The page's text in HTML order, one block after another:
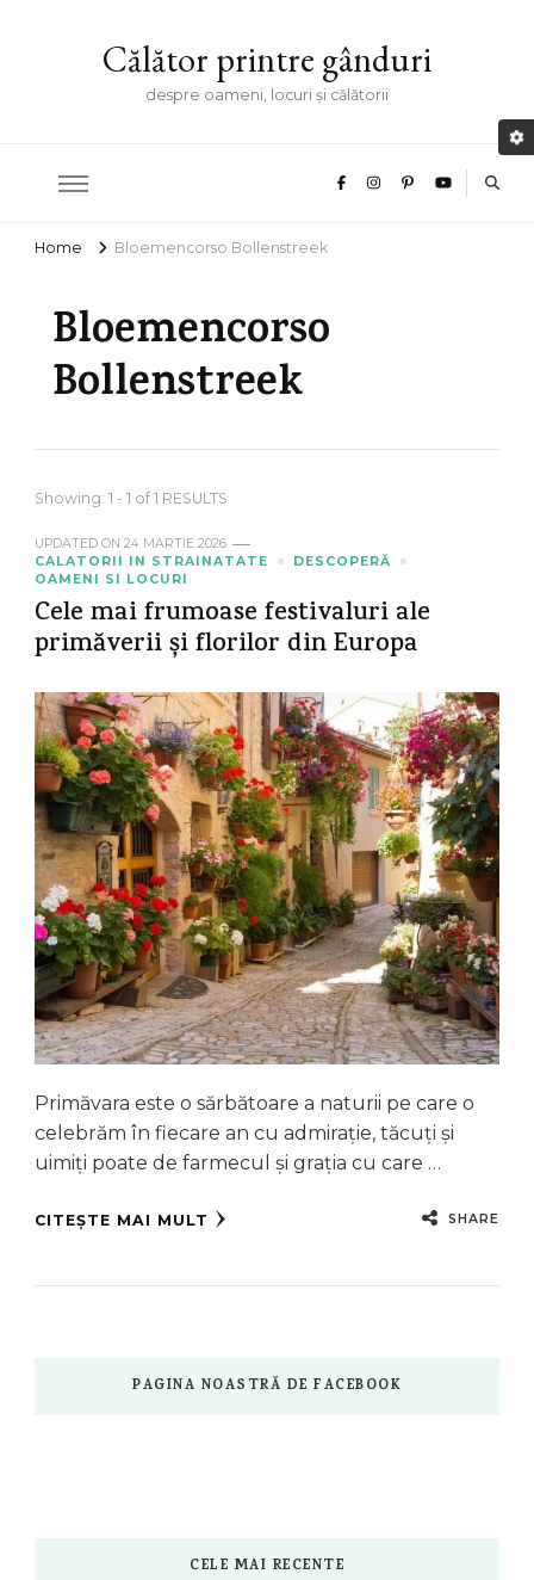
Călător printre gânduri
despre oameni, locuri și călătorii
Home Bloemencorso Bollenstreek
Bloemencorso
Bollenstreek
Showing: 1 - 1 of 1 RESULTS
UPDATED ON 24 MARTIE 2026
CALATORII IN STRAINATATE
DESCOPERĂ
OAMENI SI LOCURI
Cele mai frumoase festivaluri ale
primăverii și florilor din Europa
Primăvara este o sărbătoare a naturii pe care o
celebrăm în fiecare an cu admirație, tăcuți și
uimiți poate de farmecul și grația cu care …
CITEȘTE MAI MULT SHARE
PAGINA NOASTRĂ DE FACEBOOK
CELE MAI RECENTE